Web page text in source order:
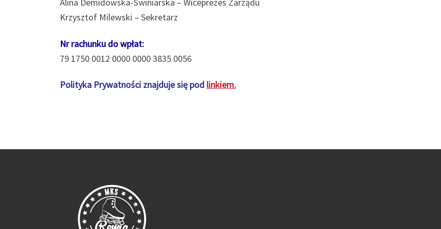
Alina Demidowska-Świniarska – Wiceprezes Zarządu
Krzysztof Milewski – Sekretarz
Nr rachunku do wpłat:
79 1750 0012 0000 0000 3835 0056
Polityka Prywatności znajduje się pod linkiem.